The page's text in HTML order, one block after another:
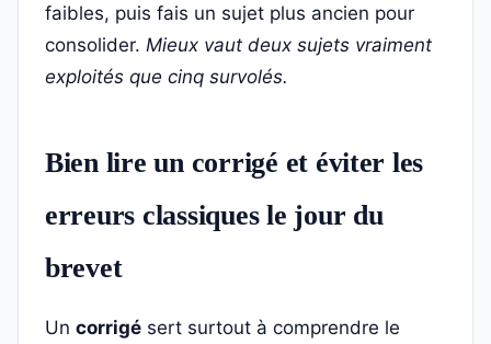
faibles, puis fais un sujet plus ancien pour
consolider. Mieux vaut deux sujets vraiment
exploités que cinq survolés.
Bien lire un corrigé et éviter les
erreurs classiques le jour du
brevet
Un corrigé sert surtout à comprendre le